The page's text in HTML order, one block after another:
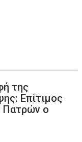
της
Επίτιμος
Πατρών ο